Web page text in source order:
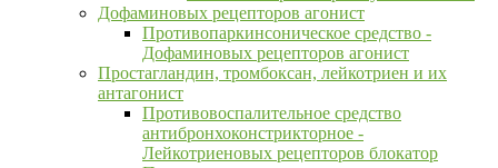
Дофаминовых рецепторов агонист
Противопаркинсоническое средство -
Дофаминовых рецепторов агонист
Простагландин, тромбоксан, лейкотриен и их
антагонист
Противовоспалительное средство
антибронхоконстрикторное -
Лейкотриеновых рецепторов блокатор